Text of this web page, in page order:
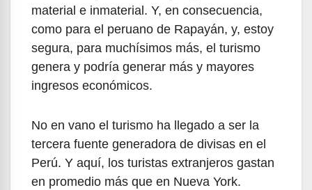
material e inmaterial. Y, en consecuencia,
como para el peruano de Rapayán, y, estoy
segura, para muchísimos más, el turismo
genera y podría generar más y mayores
ingresos económicos.
No en vano el turismo ha llegado a ser la
tercera fuente generadora de divisas en el
Perú. Y aquí, los turistas extranjeros gastan
en promedio más que en Nueva York.